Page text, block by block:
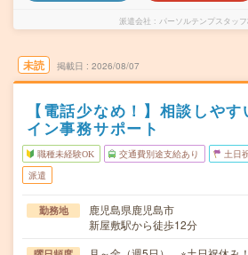
派遣会社 パーソルテンプスタッ
未読 掲載日 2026/08/07
【電話少なめ！】相談しや
イン事務サポート
職種未経験OK 交通費別途支給あり 土日
派遣
勤務地
鹿児島県鹿児島市
新屋敷駅から徒歩12分